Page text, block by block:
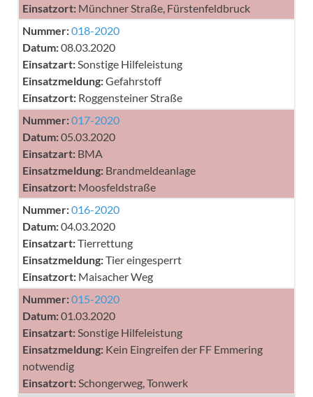
Einsatzort: Münchner Straße, Fürstenfeldbruck
Nummer:018-2020
Datum:08.03.2020
Einsatzart: Sonstige Hilfeleistung
Einsatzmeldung:Gefahrstoff
Einsatzort: Roggensteiner Straße
Nummer:017-2020
Datum:05.03.2020
Einsatzart: BMA
Einsatzmeldung: Brandmeldeanlage
Einsatzort: Moosfeldstraße
Nummer:016-2020
Datum:04.03.2020
Einsatzart:Tierrettung
Einsatzmeldung:Tier eingesperrt
Einsatzort: Maisacher Weg
Nummer:015-2020
Datum:01.03.2020
Einsatzart: Sonstige Hilfeleistung
Einsatzmeldung: Kein Eingreifen der FF Emmering
notwendig
Einsatzort: Schongerweg, Tonwerk